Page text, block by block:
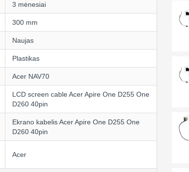
3 mėnesiai
300 mm
Naujas
Plastikas
Acer NAV70
LCD screen cable Acer Apire One D255 One
D260 40pin
Ekrano kabelis Acer Apire One D255 One
D260 40pin
Acer